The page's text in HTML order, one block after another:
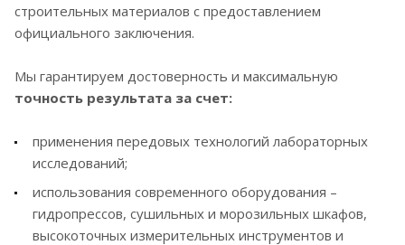
строительных материалов с предоставлением
официального заключения.
Мы гарантируем достоверность и максимальную
точность результата за счет:
применения передовых технологий лабораторных
исследований;
использования современного оборудования –
гидропрессов, сушильных и морозильных шкафов,
высокоточных измерительных инструментов и